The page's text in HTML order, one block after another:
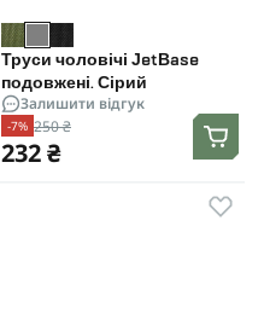
Труси чоловічі JetBase
подовжені. Сірий
Залишити відгук
-7% 250 ₴
232 ₴